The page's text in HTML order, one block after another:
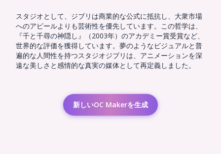
スタジオとして、ジブリは商業的な公式に抵抗し、大衆市場
へのアピールよりも芸術性を優先しています。この哲学は、
『千と千尋の神隠し』（2003年）のアカデミー賞受賞など、
世界的な評価を獲得しています。夢のようなビジュアルと普
遍的な人間性を持つスタジオジブリは、アニメーションを深
遠な美しさと感情的な真実の媒体として再定義しました。
新しいOC Makerを生成